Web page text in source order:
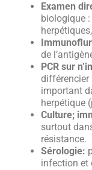
Examen
biologique
de
PCR sur
différencier
important
herpétique
Culture;
surtout
résistance.
Sérologie:
infection et